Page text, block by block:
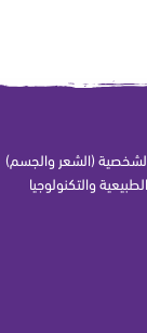
(الشعر والجسم)
والتكنولوجيا